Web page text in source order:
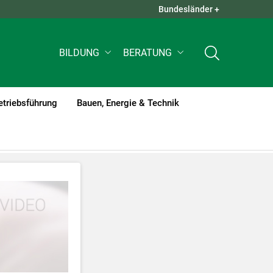
QUICK LINKS +
Bundesländer +
BILDUNG BERATUNG
Bauen, Energie & Technik
werden